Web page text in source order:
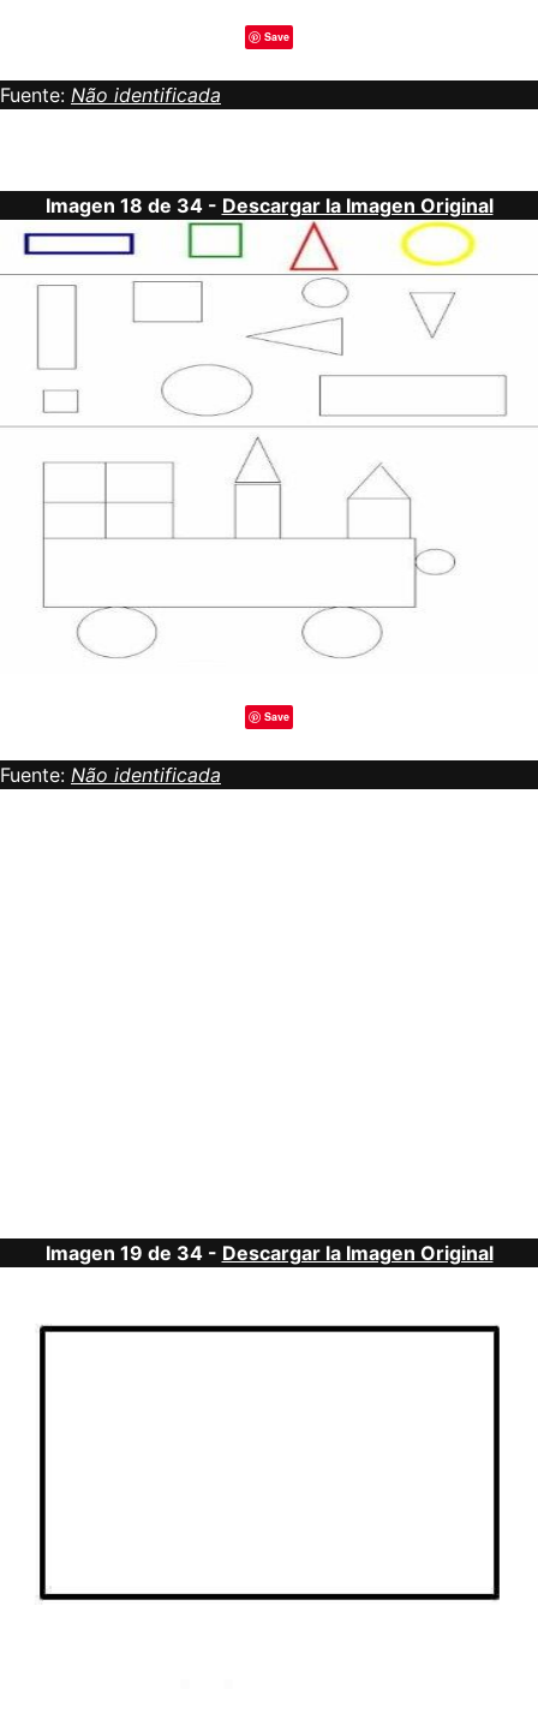
Save
Fuente: Não identificada
Imagen 18 de 34 - Descargar la Imagen Original
Save
Fuente: Não identificada
Imagen 19 de 34 - Descargar la Imagen Original